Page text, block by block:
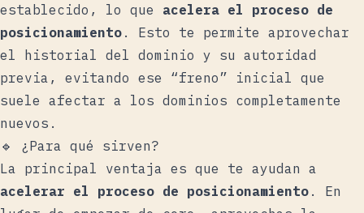
establecido, lo que acelera el proceso de
posicionamiento . Esto te permite aprovechar
el historial del dominio y su autoridad
previa, evitando ese “freno” inicial que
suele afectar a los dominios completamente
nuevos.
🔹 ¿Para qué sirven?
La principal ventaja es que te ayudan a
acelerar el proceso de posicionamiento . En